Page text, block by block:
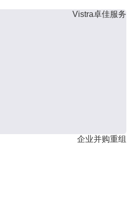
Vistra卓佳服务
企业并购重组